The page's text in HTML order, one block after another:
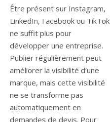
Être présent sur Instagram,
LinkedIn, Facebook ou TikTok
ne suffit plus pour
développer une entreprise.
Publier régulièrement peut
améliorer la visibilité d’une
marque, mais cette visibilité
ne se transforme pas
automatiquement en
demandes de devis. Pour